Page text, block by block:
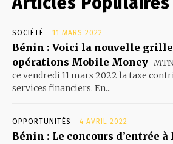
SOCIÉTÉ 11 MARS 2022
Bénin : Voici la nouvelle
opérations Mobile Money
ce vendredi 11 mars 2022 la taxe
services financiers. En...
OPPORTUNITÉS 4 AVRIL 2022
Bénin : Le concours d’entrée